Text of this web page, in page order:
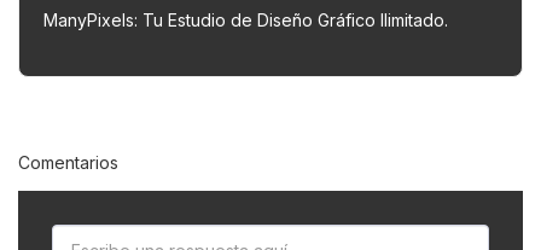
ManyPixels: Tu Estudio de Diseño Gráfico Ilimitado.
Comentarios